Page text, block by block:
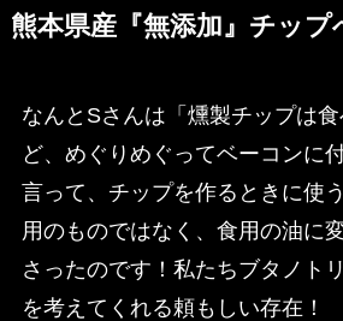
熊本県産『無添加』チップ
なんとSさんは「燻製チップは
ど、めぐりめぐってベーコンに
言って、チップを作るときに使
用のものではなく、食用の油に
さったのです！私たちブタノト
を考えてくれる頼もしい存在！